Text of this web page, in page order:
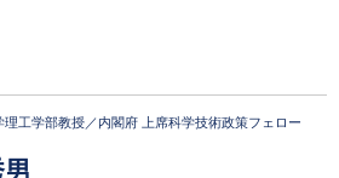
理工学部教授／内閣府 上席科学技術政策フェロー